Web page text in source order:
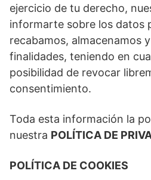
ejercicio de tu derecho,
informarte sobre los datos
recabamos, almacenamos
finalidades, teniendo en
posibilidad de revocar
consentimiento.
Toda esta información la
nuestra POLÍTICA DE
POLÍTICA DE COOKIES